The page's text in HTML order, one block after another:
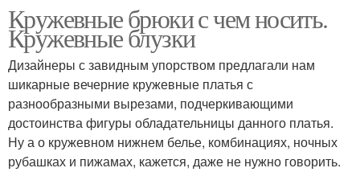
Кружевные брюки с чем носить.
Кружевные блузки
Дизайнеры с завидным упорством предлагали нам
шикарные вечерние кружевные платья с
разнообразными вырезами, подчеркивающими
достоинства фигуры обладательницы данного платья.
Ну а о кружевном нижнем белье, комбинациях, ночных
рубашках и пижамах, кажется, даже не нужно говорить.